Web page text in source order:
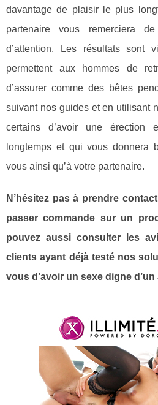
davantage de plaisir le plus
partenaire vous remerciera
d’attention. Les résultats sont
permettent aux hommes de
d’assurer comme des bêtes
suivant nos guides et en utilisant
certains d’avoir une érection
longtemps et qui vous donnera
vous ainsi qu’à votre partenaire.
N’hésitez pas à prendre
passer commande sur un
pouvez aussi consulter les
clients ayant déjà testé nos
vous d’avoir un sexe digne